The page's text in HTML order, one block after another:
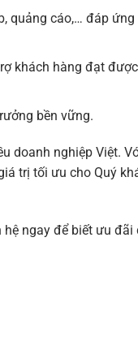
quảng cáo,… đáp
khách hàng đạt
bền vững.
doanh nghiệp Việt.
trị tối ưu cho Quý
hệ ngay để biết ưu đãi